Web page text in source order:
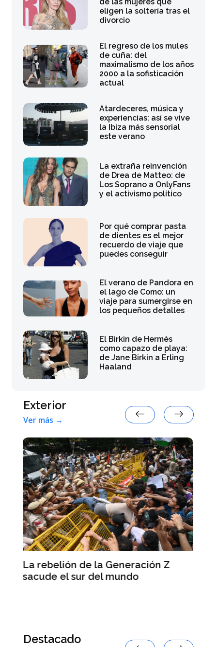
eligen la soltería tras el
divorcio
El regreso de los mules
de cuña: del
maximalismo de los años
2000 a la sofisticación
actual
Atardeceres, música y
experiencias: así se vive
la Ibiza más sensorial
este verano
La extraña reinvención
de Drea de Matteo: de
Los Soprano a OnlyFans
y el activismo político
Por qué comprar pasta
de dientes es el mejor
recuerdo de viaje que
puedes conseguir
El verano de Pandora en
el lago de Como: un
viaje para sumergirse en
los pequeños detalles
El Birkin de Hermès
como capazo de playa:
de Jane Birkin a Erling
Haaland
Exterior
Ver más →
Z
Las primarias demócratas
muestran la decreciente
política de Israel en Estados
Destacado